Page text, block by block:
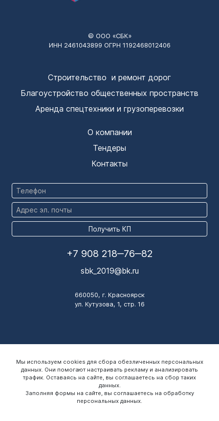
© ООО «СБК»
ИНН 2461043899 ОГРН 1192468012406
Строительство и ремонт дорог
Благоустройство общественных пространств
Аренда спецтехники и грузоперевозки
О компании
Тендеры
Контакты
Получить КП
+7 908 218‒76‒82
sbk_2019@bk.ru
660050, г. Красноярск
ул. Кутузова, 1, стр. 16
Мы используем cookies для сбора обезличенных персональных
данных. Они помогают настраивать рекламу и анализировать
трафик. Оставаясь на сайте, вы соглашаетесь на сбор таких
данных.
Заполняя формы на сайте, вы соглашаетесь на обработку
персональных данных.